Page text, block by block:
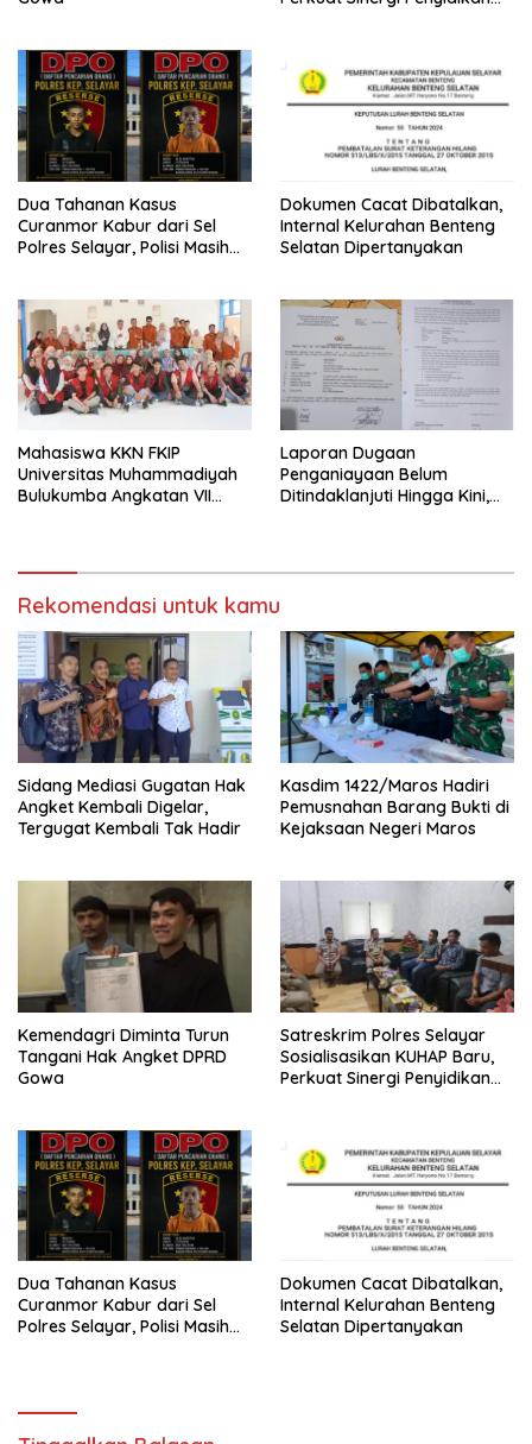
Dua Tahanan Kasus
Curanmor Kabur dari Sel
Polres Selayar, Polisi Masih
Dokumen Cacat Dibatalkan,
Internal Kelurahan Benteng
Selatan Dipertanyakan
Mahasiswa KKN FKIP
Universitas Muhammadiyah
Bulukumba Angkatan VII
Laporan Dugaan
Penganiayaan Belum
Ditindaklanjuti Hingga Kini,
Rekomendasi untuk kamu
Sidang Mediasi Gugatan Hak
Angket Kembali Digelar,
Tergugat Kembali Tak Hadir
Kasdim 1422/Maros Hadiri
Pemusnahan Barang Bukti di
Kejaksaan Negeri Maros
Kemendagri Diminta Turun
Tangani Hak Angket DPRD
Gowa
Satreskrim Polres Selayar
Sosialisasikan KUHAP Baru,
Perkuat Sinergi Penyidikan
Dua Tahanan Kasus
Curanmor Kabur dari Sel
Polres Selayar, Polisi Masih
Dokumen Cacat Dibatalkan,
Internal Kelurahan Benteng
Selatan Dipertanyakan